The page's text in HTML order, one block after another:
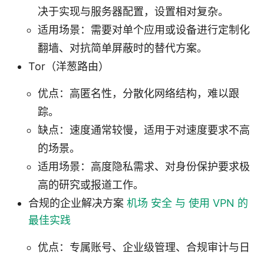
决于实现与服务器配置，设置相对复杂。
适用场景：需要对单个应用或设备进行定制化
翻墙、对抗简单屏蔽时的替代方案。
Tor（洋葱路由）
优点：高匿名性，分散化网络结构，难以跟
踪。
缺点：速度通常较慢，适用于对速度要求不高
的场景。
适用场景：高度隐私需求、对身份保护要求极
高的研究或报道工作。
合规的企业解决方案 机场 安全 与 使用 VPN 的
最佳实践
优点：专属账号、企业级管理、合规审计与日